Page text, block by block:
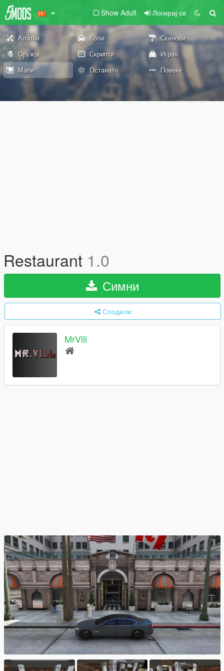
Show Adult Логирај се
Алатки Коли
Скинови
Оружја
Скрипти
Играч
Мапи
Останато Повеќе
Restaurant 1.0
Симни
Сподели
MrVill